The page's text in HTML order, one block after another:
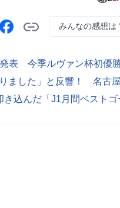
みんなの感想は
込んだ「J1月間ベストゴ